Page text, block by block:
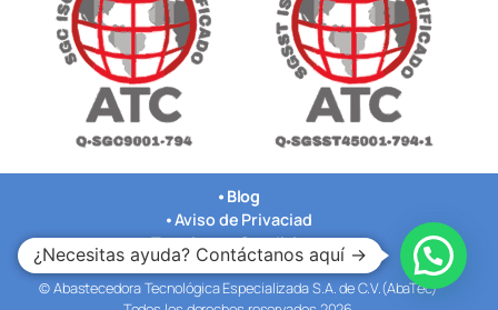
• Blog
•Aviso de Privaciad
•Terminos y Condiciones
•Nuestras Oficinas
© Abastecedora Tecnológica Especializada S.A. de C.V.(AbaTec)
¿Necesitas ayuda? Contáctanos aquí →